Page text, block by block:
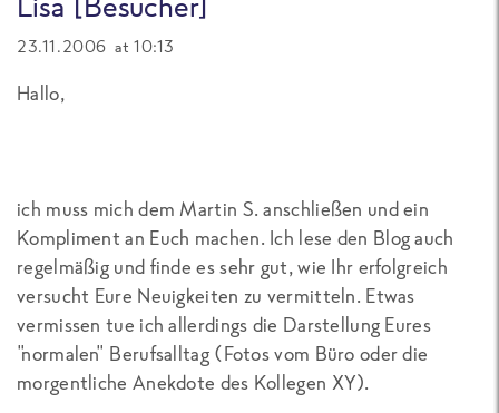
23.11.2006 at 10:13
Hallo,
ich muss mich dem Martin S. anschließen und ein
Kompliment an Euch machen. Ich lese den Blog auch
regelmäßig und finde es sehr gut, wie Ihr erfolgreich
versucht Eure Neuigkeiten zu vermitteln. Etwas
vermissen tue ich allerdings die Darstellung Eures
"normalen" Berufsalltag (Fotos vom Büro oder die
morgentliche Anekdote des Kollegen XY).